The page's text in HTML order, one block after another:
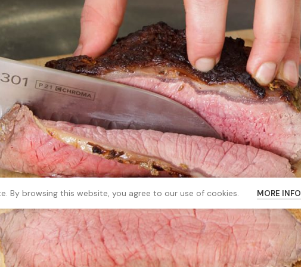
cunoscut pentru
de ani de experienta!
LINKURI UTILE
Politică de confidențialitate
Temeni și condiții
ANPC
By browsing this website, you agree to our use of cookies. MORE INFO